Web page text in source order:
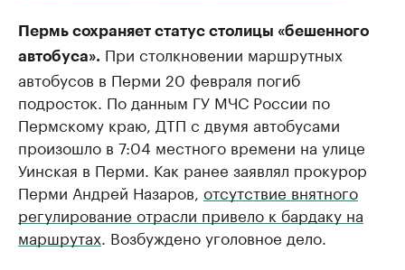
Пермь сохраняет статус столицы «бешенного
автобуса». При столкновении маршрутных
автобусов в Перми 20 февраля погиб
подросток. По данным ГУ МЧС России по
Пермскому краю, ДТП с двумя автобусами
произошло в 7:04 местного времени на улице
Уинская в Перми. Как ранее заявлял прокурор
Перми Андрей Назаров, отсутствие внятного
регулирование отрасли привело к бардаку на
маршрутах . Возбуждено уголовное дело.